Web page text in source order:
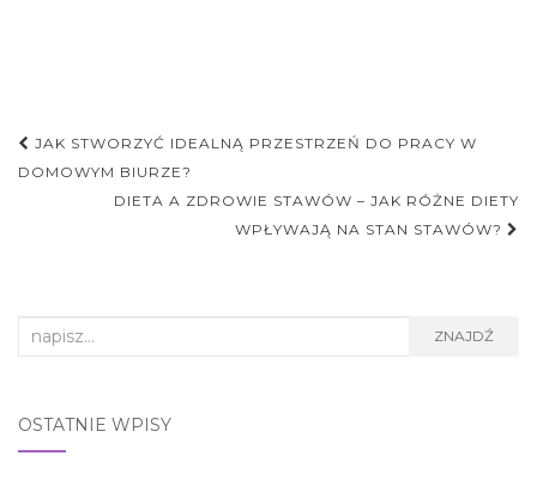
Nawigacja
postu
JAK STWORZYĆ IDEALNĄ PRZESTRZEŃ DO PRACY W
DOMOWYM BIURZE?
DIETA A ZDROWIE STAWÓW – JAK RÓŻNE DIETY
WPŁYWAJĄ NA STAN STAWÓW?
Search
ZNAJDŹ
OSTATNIE WPISY